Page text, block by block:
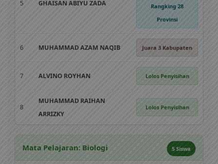
5 GHAISAN ABIYU ZADA
Rangking 28
Provinsi
6 MUHAMMAD AZAM NAQIB Juara 3 Kabupaten
7 ALVINO ROYHAN Lolos Penyisihan
8
MUHAMMAD RAIHAN
ARRIZKY
Lolos Penyisihan
Mata Pelajaran: Biologi 5 Siswa